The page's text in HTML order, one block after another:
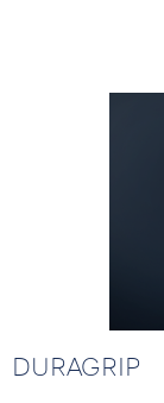
DURAGRIP